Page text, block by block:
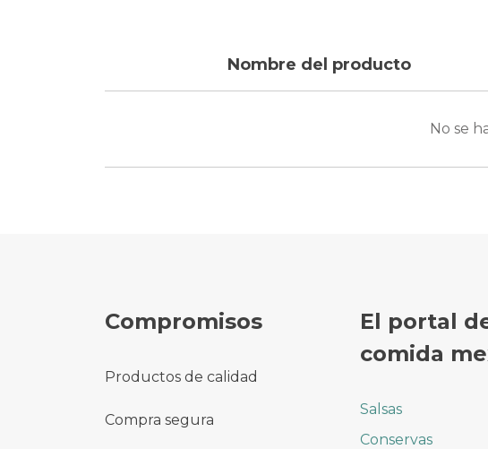
Nombre del producto
No se
Compromisos
Productos de calidad
Compra segura
El portal
comida
Salsas
Conservas